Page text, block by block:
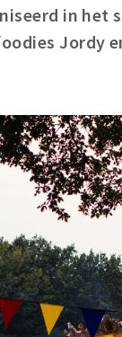
in het
Jordy